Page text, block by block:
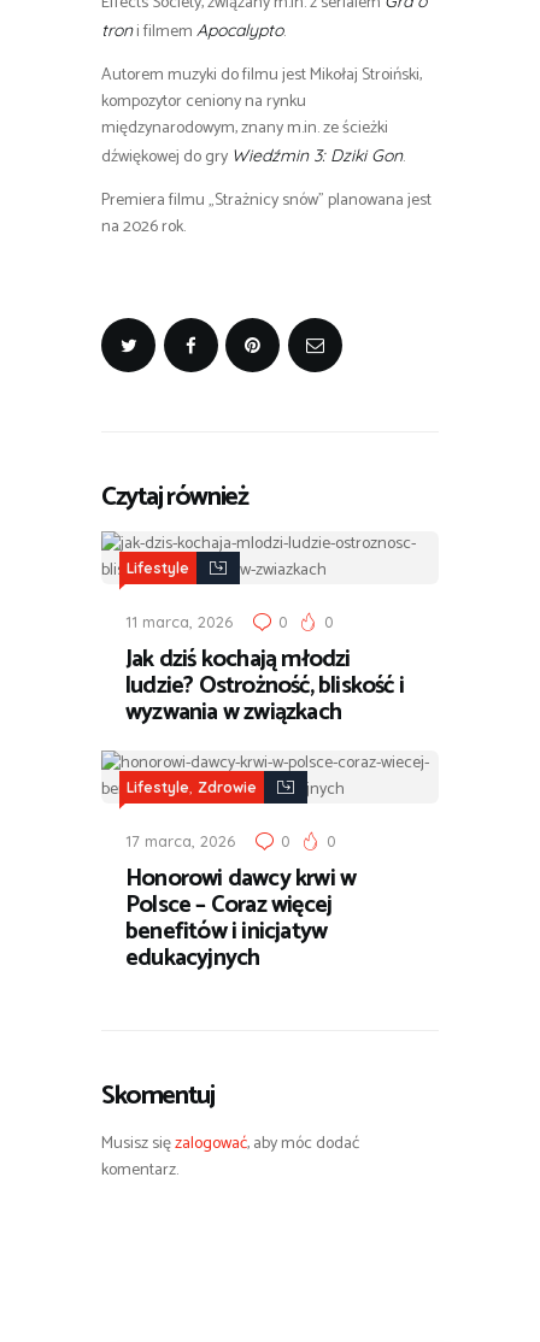
troni filmem Apocalypto.
Autorem muzyki do filmu jest Mikołaj Stroiński,
kompozytor ceniony na rynku
międzynarodowym, znany m.in. ze ścieżki
dźwiękowej do gry Wiedźmin 3: Dziki Gon.
Premiera filmu „Strażnicy snów” planowana jest
na 2026 rok.
Czytaj również
Lifestyle
11 marca, 2026 0 0
Jak dziś kochają młodzi
ludzie? Ostrożność, bliskość i
wyzwania w związkach
Lifestyle Zdrowie
17 marca, 2026 0 0
Honorowi dawcy krwi w
Polsce – Coraz więcej
benefitów i inicjatyw
edukacyjnych
Skomentuj
Musisz sięzalogować, aby móc dodać
komentarz.